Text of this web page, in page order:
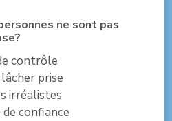
ne sont pas
contrôle
prise
irréalistes
de confiance